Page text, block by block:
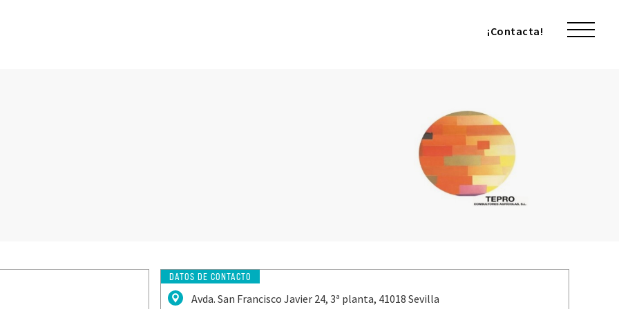
¡Contacta!
Avda. San Francisco Javier 24, 3ª planta, 41018 Sevilla
DATOS DE CONTACTO